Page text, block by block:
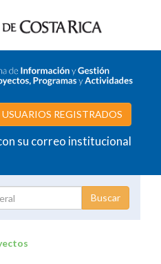
USUARIOS REGISTRADOS
su correo institucional